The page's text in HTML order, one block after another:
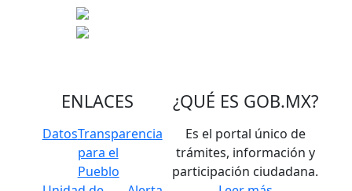
ENLACES
DatosTransparencia
para el
Pueblo
¿QUÉ ES GOB.MX?
Es el portal único de
trámites, información y
participación ciudadana.